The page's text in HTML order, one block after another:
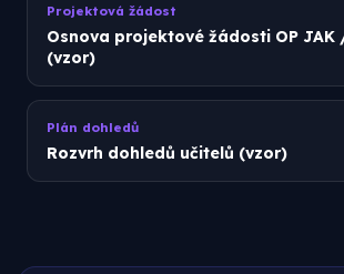
Projektová žádost
Osnova projektové žádosti OP JAK
(vzor)
Plán dohledů
Rozvrh dohledů učitelů (vzor)